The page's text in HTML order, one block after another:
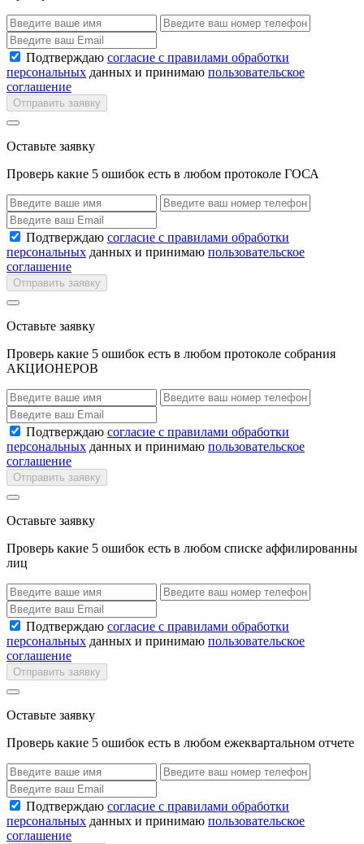
Подтверждаю согласие с правилами обработки
персональных данных и принимаю пользовательское
соглашение
Отправить заявку
Оставьте заявку
Проверь какие 5 ошибок есть в любом протоколе ГОСА
Подтверждаю согласие с правилами обработки
персональных данных и принимаю пользовательское
соглашение
Отправить заявку
Оставьте заявку
Проверь какие 5 ошибок есть в любом протоколе собрания
АКЦИОНЕРОВ
Подтверждаю согласие с правилами обработки
персональных данных и принимаю пользовательское
соглашение
Отправить заявку
Оставьте заявку
Проверь какие 5 ошибок есть в любом списке аффилированны
лиц
Подтверждаю согласие с правилами обработки
персональных данных и принимаю пользовательское
соглашение
Отправить заявку
Оставьте заявку
Проверь какие 5 ошибок есть в любом ежеквартальном отчете
Подтверждаю согласие с правилами обработки
персональных данных и принимаю пользовательское
соглашение